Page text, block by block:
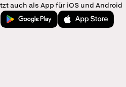
auch als App für iOS und Android
Jetzt bei Google PlayLaden im App Store